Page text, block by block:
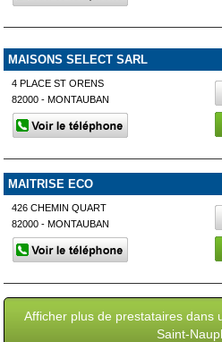
MAISONS SELECT SARL
4 PLACE ST ORENS
82000 - MONTAUBAN
MAITRISE ECO
426 CHEMIN QUART
82000 - MONTAUBAN
Afficher plus de prestataires dans
Saint-